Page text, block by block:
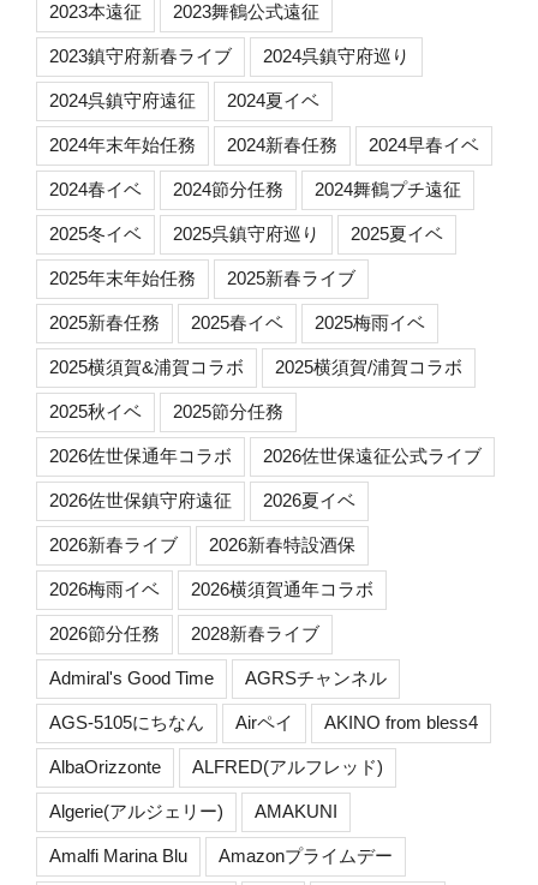
2023本遠征 2023舞鶴公式遠征
2023鎮守府新春ライブ 2024呉鎮守府巡り
2024呉鎮守府遠征 2024夏イベ
2024年末年始任務 2024新春任務 2024早春イベ
2024春イベ 2024節分任務 2024舞鶴プチ遠征
2025冬イベ 2025呉鎮守府巡り 2025夏イベ
2025年末年始任務 2025新春ライブ
2025新春任務 2025春イベ 2025梅雨イベ
2025横須賀&浦賀コラボ 2025横須賀/浦賀コラボ
2025秋イベ 2025節分任務
2026佐世保通年コラボ 2026佐世保遠征公式ライブ
2026佐世保鎮守府遠征 2026夏イベ
2026新春ライブ 2026新春特設酒保
2026梅雨イベ 2026横須賀通年コラボ
2026節分任務 2028新春ライブ
Admiral's Good Time AGRSチャンネル
AGS-5105にちなん Airペイ AKINO from bless4
AlbaOrizzonte ALFRED(アルフレッド)
Algerie(アルジェリー) AMAKUNI
Amalfi Marina Blu Amazonプライムデー